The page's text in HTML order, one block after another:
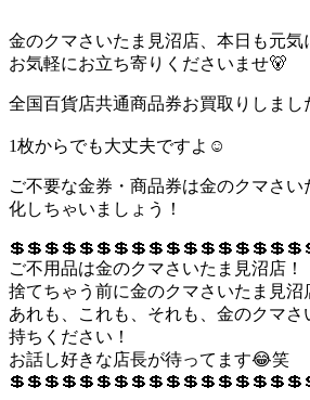
金のクマさいたま見沼店、本日も元気
お気軽にお立ち寄りくださいませ🐻
全国百貨店共通商品券お買取りしまし
1枚からでも大丈夫ですよ☺
ご不要な金券・商品券は金のクマさ
化しちゃいましょう！
ご不用品は金のクマさいたま見沼店！
捨てちゃう前に金のクマさいたま見沼
あれも、これも、それも、金のクマ
持ちください！
お話し好きな店長が待ってます😂笑